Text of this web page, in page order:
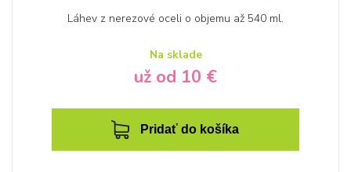
Láhev z nerezové oceli o objemu až 540 ml.
Na sklade
už od 10 €
Pridať do košíka